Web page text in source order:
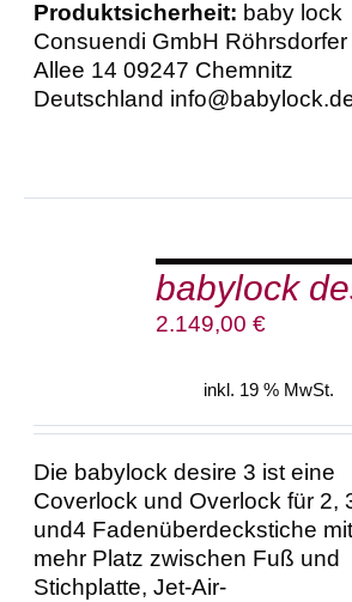
Produktsicherheit: baby lock
Consuendi GmbH Röhrsdorfer
Allee 14 09247 Chemnitz
Deutschland
WARENKORBbabylock
2.149,00€
inkl. 19 % MwSt.
Die babylock desire 3 ist eine
Coverlock und Overlock für 2,
und4 Fadenüberdeckstiche
mehr Platz zwischen Fuß und
Stichplatte, Jet-Air-